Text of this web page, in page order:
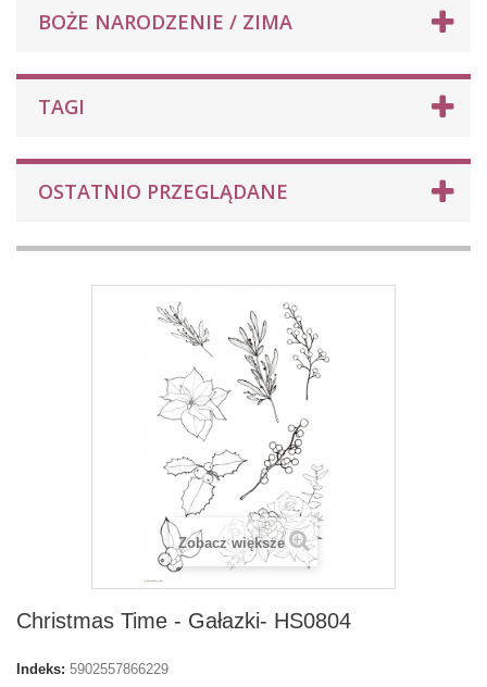
BOŻE NARODZENIE / ZIMA
TAGI
OSTATNIO PRZEGLĄDANE
Zobacz większe
Christmas Time - Gałazki- HS0804
Indeks: 5902557866229